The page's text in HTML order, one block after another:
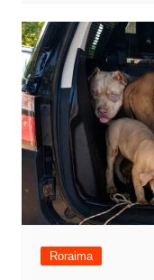
Roraima